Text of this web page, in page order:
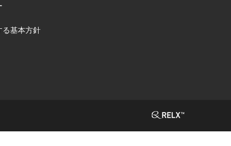
る基本方針